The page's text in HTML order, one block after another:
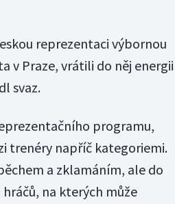
reprezentaci výbornou
v Praze, vrátili do něj energii
svaz.
programu,
trenéry napříč kategoriemi.
a zklamáním, ale do
na kterých může